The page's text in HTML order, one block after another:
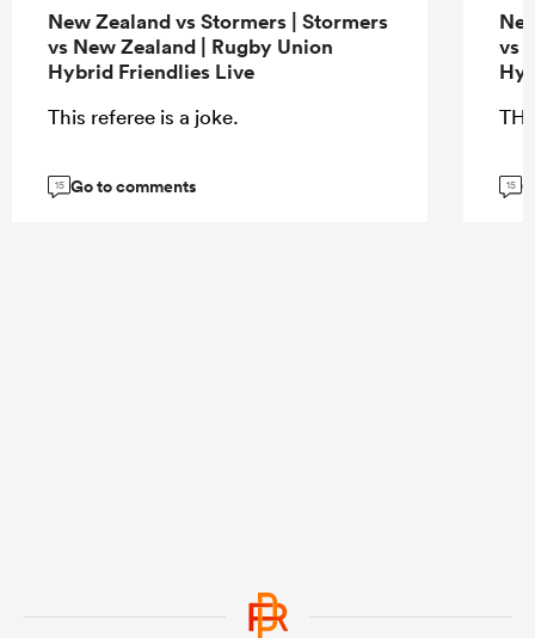
New Zealand vs Stormers | Stormers
vs New Zealand | Rugby Union
Hybrid Friendlies Live
This referee is a joke.
15 Go to comments
vs
15